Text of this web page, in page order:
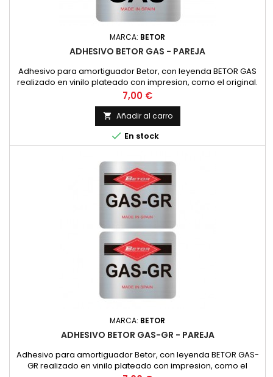
MARCA: BETOR
ADHESIVO BETOR GAS - PAREJA
Adhesivo para amortiguador Betor, con leyenda BETOR GAS
realizado en vinilo plateado con impresion, como el original.
PRECIO POR PAREJA
Precio
7,00 €
 Añadir al carro
 En stock
MARCA: BETOR
ADHESIVO BETOR GAS-GR - PAREJA
Adhesivo para amortiguador Betor, con leyenda BETOR GAS-
GR realizado en vinilo plateado con impresion, como el